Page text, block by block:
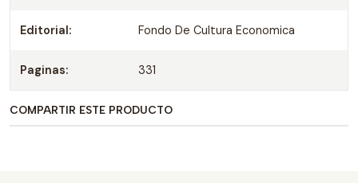
Editorial: Fondo De Cultura Economica
Paginas: 331
COMPARTIR ESTE PRODUCTO